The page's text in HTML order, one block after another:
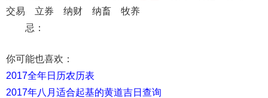
交易 立券 纳财 纳畜 牧养
忌：
你可能也喜欢：
2017全年日历农历表
2017年八月适合起基的黄道吉日查询